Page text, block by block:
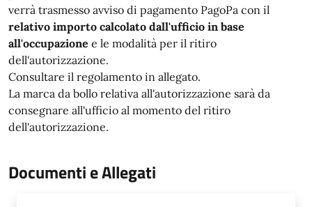
verrà trasmesso avviso di pagamento PagoPa con il
relativo importo calcolato dall'ufficio in base
all'occupazione e le modalità per il ritiro
dell'autorizzazione.
Consultare il regolamento in allegato.
La marca da bollo relativa all'autorizzazione sarà da
consegnare all'ufficio al momento del ritiro
dell'autorizzazione.
Documenti e Allegati